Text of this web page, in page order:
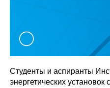
Студенты и аспиранты
энергетических установок